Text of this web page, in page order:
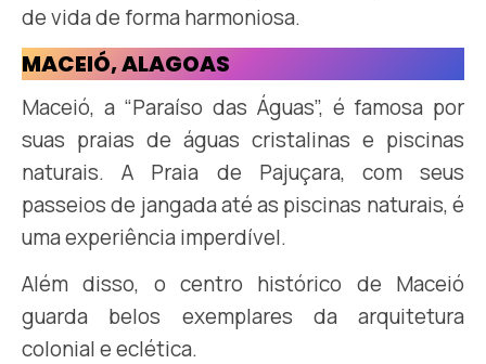
de vida de forma harmoniosa.
MACEIÓ, ALAGOAS
Maceió, a “Paraíso das Águas”, é famosa por
suas praias de águas cristalinas e piscinas
naturais. A Praia de Pajuçara, com seus
passeios de jangada até as piscinas naturais, é
uma experiência imperdível.
Além disso, o centro histórico de Maceió
guarda belos exemplares da arquitetura
colonial e eclética.